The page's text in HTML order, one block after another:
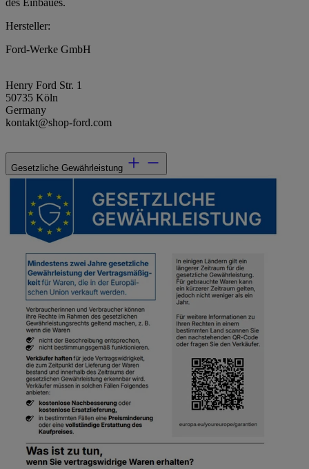
des Einbaues.
Hersteller:
Ford-Werke GmbH
Henry Ford Str. 1
50735 Köln
Germany
kontakt@shop-ford.com
Gesetzliche Gewährleistung